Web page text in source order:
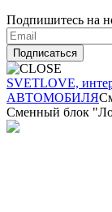
Подпишитесь на
Подписаться
SVETLOVE,
АВТОМОБИЛЯ
Сменный блок